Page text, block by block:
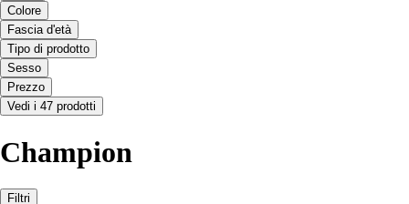
Colore
Fascia d'età
Tipo di prodotto
Sesso
Prezzo
Vedi i 47 prodotti
Champion
Filtri